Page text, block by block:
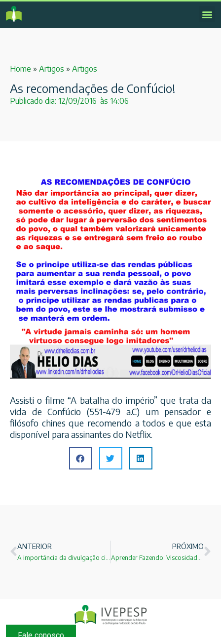
Home » Artigos » Artigos
As recomendações de Confúcio!
Publicado dia: 12/09/2016 às 14:06
Assisti o filme “A batalha do império” que trata da
vida de Confúcio (551-479 a.C) um pensador e
filósofo chines que recomendo a todos e que esta
disponível para assinantes do Netflix.
ANTERIOR PRÓXIMO